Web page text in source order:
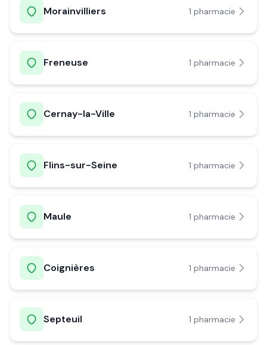
Morainvilliers 1 pharmacie
Freneuse 1 pharmacie
Cernay-la-Ville 1 pharmacie
Flins-sur-Seine 1 pharmacie
Maule 1 pharmacie
Coignières 1 pharmacie
Septeuil 1 pharmacie